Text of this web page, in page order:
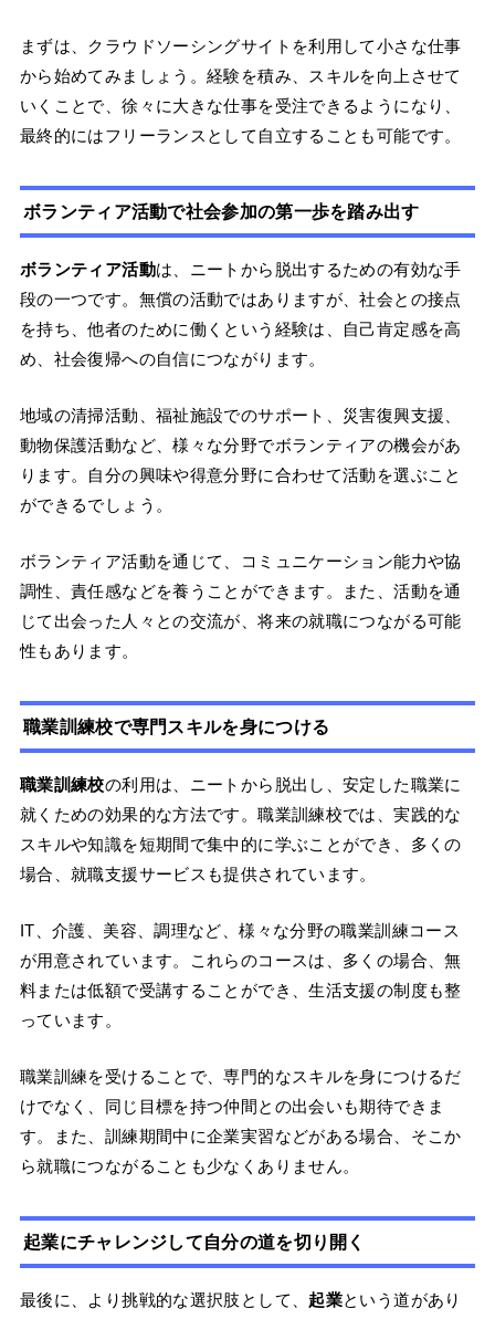
まずは、クラウドソーシングサイトを利用して小さな仕事
から始めてみましょう。経験を積み、スキルを向上させて
いくことで、徐々に大きな仕事を受注できるようになり、
最終的にはフリーランスとして自立することも可能です。
ボランティア活動で社会参加の第一歩を踏み出す
ボランティア活動は、ニートから脱出するための有効な手
段の一つです。無償の活動ではありますが、社会との接点
を持ち、他者のために働くという経験は、自己肯定感を高
め、社会復帰への自信につながります。
地域の清掃活動、福祉施設でのサポート、災害復興支援、
動物保護活動など、様々な分野でボランティアの機会があ
ります。自分の興味や得意分野に合わせて活動を選ぶこと
ができるでしょう。
ボランティア活動を通じて、コミュニケーション能力や協
調性、責任感などを養うことができます。また、活動を通
じて出会った人々との交流が、将来の就職につながる可能
性もあります。
職業訓練校で専門スキルを身につける
職業訓練校の利用は、ニートから脱出し、安定した職業に
就くための効果的な方法です。職業訓練校では、実践的な
スキルや知識を短期間で集中的に学ぶことができ、多くの
場合、就職支援サービスも提供されています。
IT、介護、美容、調理など、様々な分野の職業訓練コース
が用意されています。これらのコースは、多くの場合、無
料または低額で受講することができ、生活支援の制度も整
っています。
職業訓練を受けることで、専門的なスキルを身につけるだ
けでなく、同じ目標を持つ仲間との出会いも期待できま
す。また、訓練期間中に企業実習などがある場合、そこか
ら就職につながることも少なくありません。
起業にチャレンジして自分の道を切り開く
最後に、より挑戦的な選択肢として、 起業という道があり